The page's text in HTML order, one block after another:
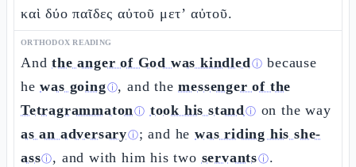
καὶ δύο παῖδες αὐτοῦ μετ’ αὐτοῦ.
ORTHODOX READING
Andthe anger of God was kindledⓘ because
hewas goingⓘ, and themessenger of the
Tetragrammatonⓘ took his standⓘ on the way
as an adversaryⓘ; and hewas riding his she-
assⓘ, and with him his two servantsⓘ.